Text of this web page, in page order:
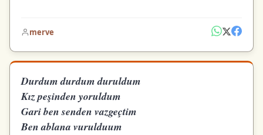
merve
Durdum durdum duruldum
Kız peşinden yoruldum
Gari ben senden vazgeçtim
Ben ablana vurulduum